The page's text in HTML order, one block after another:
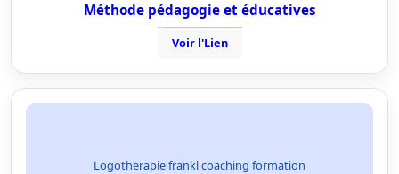
Méthode pédagogie et éducatives
Voir l'Lien
Logotherapie frankl coaching formation